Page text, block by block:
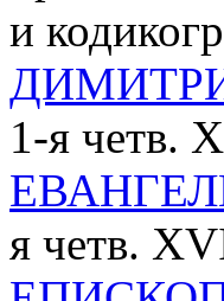
и
1-я четв.
я четв.